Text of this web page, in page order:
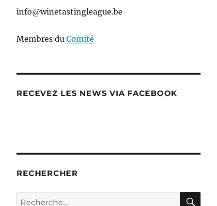
info@winetastingleague.be
Membres duComité
RECEVEZ LES NEWS VIA FACEBOOK
RECHERCHER
Recherche